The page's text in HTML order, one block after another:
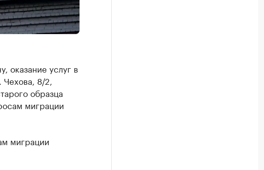
оказание услуг в
8/2,
образца
миграции
миграции